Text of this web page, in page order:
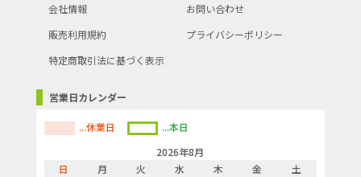
会社情報
お問い合わせ
販売利用規約
プライバシーポリシー
特定商取引法に基づく表示
営業日カレンダー
...休業日
...本日
2026年8月
日
月 火 水 木 金 土